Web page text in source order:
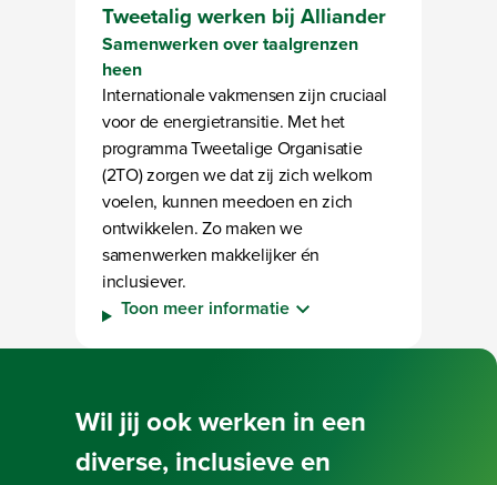
Tweetalig werken bij Alliander
Samenwerken over taalgrenzen
heen
Internationale vakmensen zijn cruciaal
voor de energietransitie. Met het
programma Tweetalige Organisatie
(2TO) zorgen we dat zij zich welkom
voelen, kunnen meedoen en zich
ontwikkelen. Zo maken we
samenwerken makkelijker én
inclusiever.
Toon meer informatie
Wil jij ook werken in een
diverse, inclusieve en